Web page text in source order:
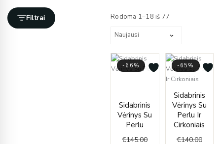
Filtrai Rodoma 1–18 iš 77
-66%
Sidabrinis
Vėrinys Su
Perlu
€145.00
Original
€145.00.
Current
€49.00.
-65%
Sidabrinis
Vėrinys Su
Perlu Ir
Cirkoniais
€140.00
price
was:
price
is: